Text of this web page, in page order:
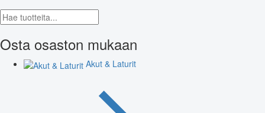
Osta osaston mukaan
Akut & Laturit